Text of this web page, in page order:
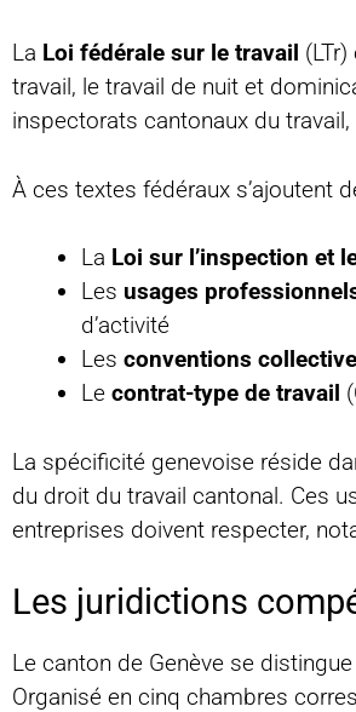
La Loi fédérale sur le travail
travail, le travail de nuit et
inspectorats cantonaux du travail,
À ces textes fédéraux s’ajoutent
La Loi sur l’inspection et
Les usages
d’activité
Les conventions
Le contrat-type de travail
La spécificité genevoise réside
du droit du travail cantonal. Ces
entreprises doivent respecter,
Les juridictions
Le canton de Genève se
Organisé en cinq chambres